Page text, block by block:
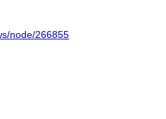
node/266855